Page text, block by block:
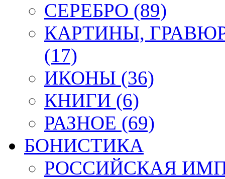
СЕРЕБРО (89)
КАРТИНЫ,
(17)
ИКОНЫ (36)
КНИГИ (6)
РАЗНОЕ (69)
БОНИСТИКА
РОССИЙСКАЯ